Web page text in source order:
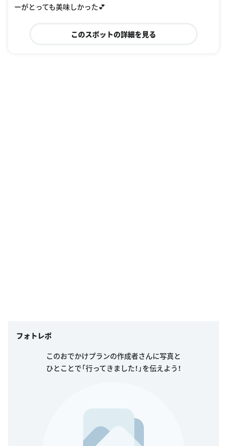
ーがとっても美味しかった💕
このスポットの詳細を見る
フォトレポ
このおでかけプランの作成者さんに写真と
ひとことで「行ってきました！」を伝えよう！